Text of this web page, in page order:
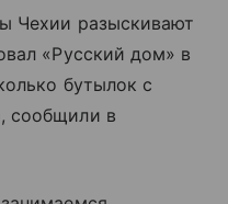
Чехии разыскивают
«Русский дом» в
бутылок с
сообщили в